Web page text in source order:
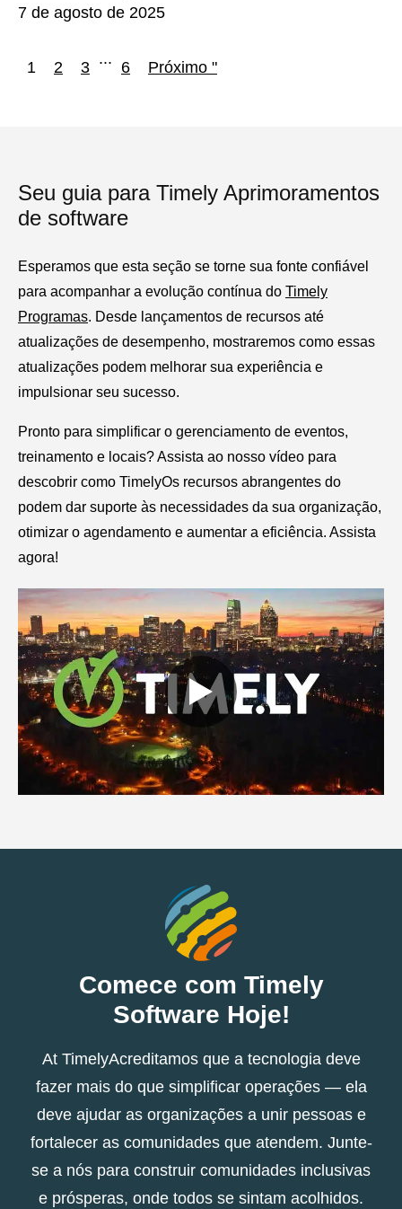
7 de agosto de 2025
1 2 3 ... 6 Próximo "
Seu guia para Timely Aprimoramentos
de software
Esperamos que esta seção se torne sua fonte confiável
para acompanhar a evolução contínua do Timely
Programas. Desde lançamentos de recursos até
atualizações de desempenho, mostraremos como essas
atualizações podem melhorar sua experiência e
impulsionar seu sucesso.
Pronto para simplificar o gerenciamento de eventos,
treinamento e locais? Assista ao nosso vídeo para
descobrir como TimelyOs recursos abrangentes do
podem dar suporte às necessidades da sua organização,
otimizar o agendamento e aumentar a eficiência. Assista
agora!
Comece com Timely
Software Hoje!
At TimelyAcreditamos que a tecnologia deve
fazer mais do que simplificar operações — ela
deve ajudar as organizações a unir pessoas e
fortalecer as comunidades que atendem. Junte-
se a nós para construir comunidades inclusivas
e prósperas, onde todos se sintam acolhidos.